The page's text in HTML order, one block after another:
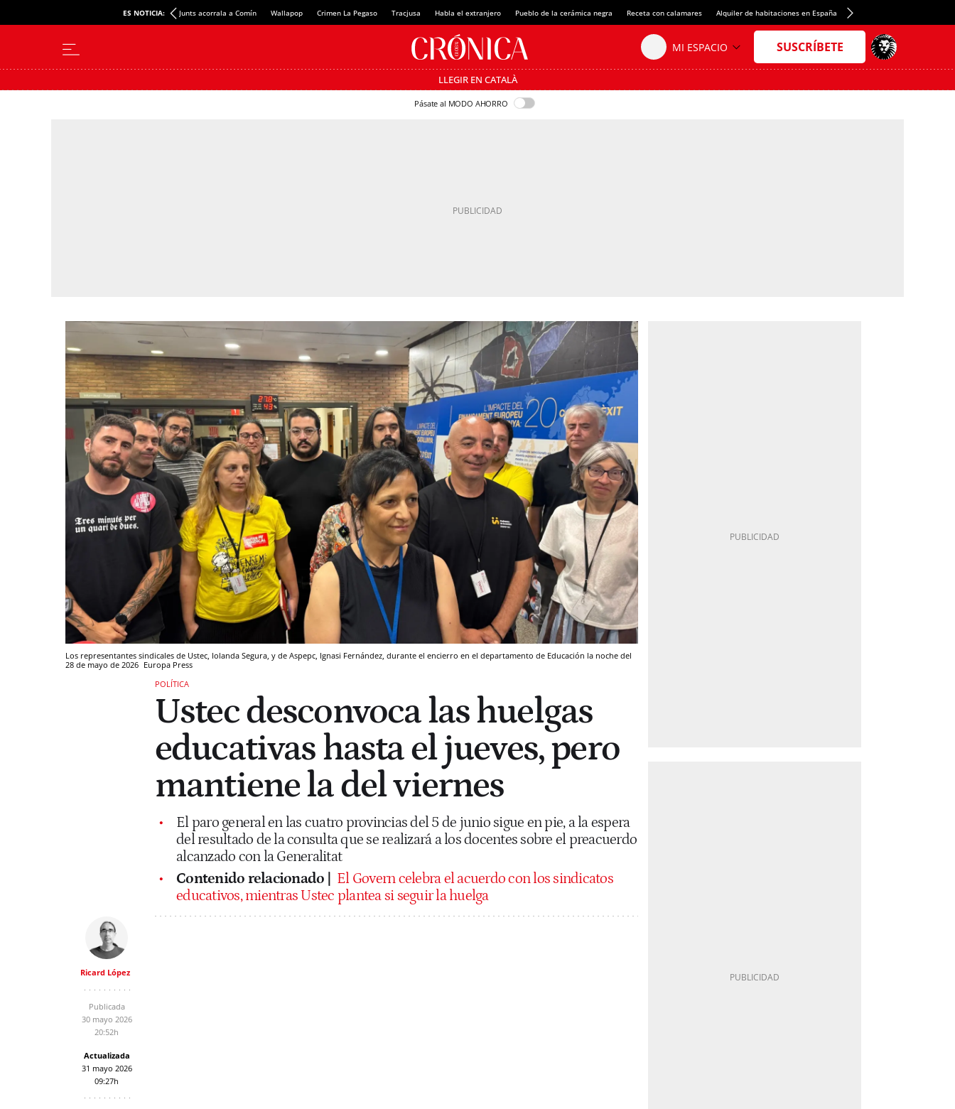
ES NOTICIA: Junts acorrala a Comín Wallapop Crimen La Pegaso Tracjusa Habla el extranjero Pueblo de la cerámica negra Receta con calamares Alquiler de habitaciones en España Crédito del Spotify Camp Nou
LLEGIR EN CATALÀ
Pásate al MODO AHORRO
Los representantes sindicales de Ustec, Iolanda Segura, y de Aspepc, Ignasi Fernández, durante el encierro en el departamento de Educación la noche del
28 de mayo de 2026 Europa Press
POLÍTICA
Ustec desconvoca las huelgas
educativas hasta el jueves, pero
mantiene la del viernes
El paro general en las cuatro provincias del 5 de junio sigue en pie, a la espera
del resultado de la consulta que se realizará a los docentes sobre el preacuerdo
alcanzado con la Generalitat
Contenido relacionado |
El Govern celebra el acuerdo con los sindicatos
educativos, mientras Ustec plantea si seguir la huelga
Ricard López
Publicada
30 mayo 2026
20:52h
Actualizada
31 mayo 2026
09:27h